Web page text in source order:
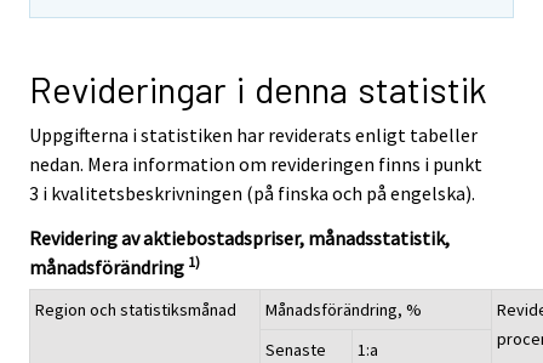
Revideringar i denna statistik
Uppgifterna i statistiken har reviderats enligt tabeller
nedan. Mera information om revideringen finns i punkt
3 i kvalitetsbeskrivningen (på finska och på engelska).
Revidering av aktiebostadspriser, månadsstatistik,
månadsförändring 1)
Region och statistiksmånad Månadsförändring, %
Senaste
1:a